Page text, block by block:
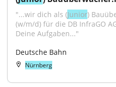
"...wir dich als (Junior)
(w/m/d) für die DB InfraGO
Deine Aufgaben..."
Deutsche Bahn
Nürnberg